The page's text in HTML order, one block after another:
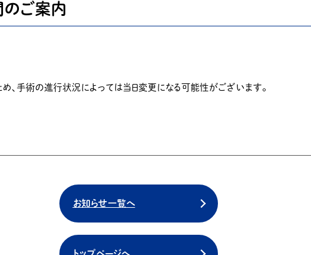
のご案内
、手術の進行状況によっては当日変更になる可能性がございます。
お知らせ一覧へ